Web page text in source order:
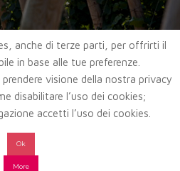
anche di terze parti, per offrirti il
in base alle tue preferenze.
visione della nostra privacy
disabilitare l’uso dei cookies;
accetti l’uso dei cookies.
Ok
More